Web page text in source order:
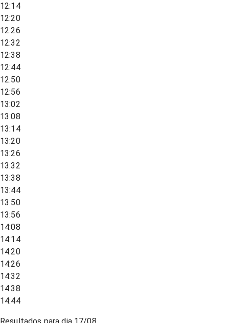
12:14
12:20
12:26
12:32
12:38
12:44
12:50
12:56
13:02
13:08
13:14
13:20
13:26
13:32
13:38
13:44
13:50
13:56
14:08
14:14
14:20
14:26
14:32
14:38
14:44
Resultados para dia 17/08